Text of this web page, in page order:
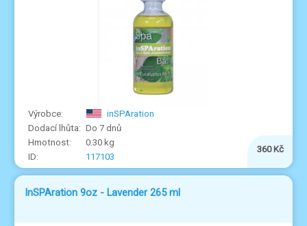
inSPAration
Do 7 dnů
0.30 kg
117103
360 Kč
InSPAration 9oz - Lavender 265 ml